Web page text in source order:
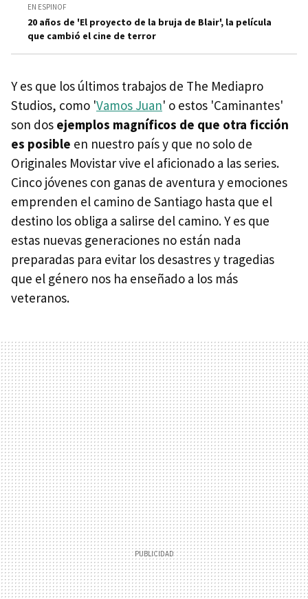
EN ESPINOF
20 años de 'El proyecto de la bruja de Blair', la película
que cambió el cine de terror
Y es que los últimos trabajos de The Mediapro
Studios, como 'Vamos Juan' o estos 'Caminantes'
son dos ejemplos magníficos de que otra ficción
es posible en nuestro país y que no solo de
Originales Movistar vive el aficionado a las series.
Cinco jóvenes con ganas de aventura y emociones
emprenden el camino de Santiago hasta que el
destino los obliga a salirse del camino. Y es que
estas nuevas generaciones no están nada
preparadas para evitar los desastres y tragedias
que el género nos ha enseñado a los más
veteranos.